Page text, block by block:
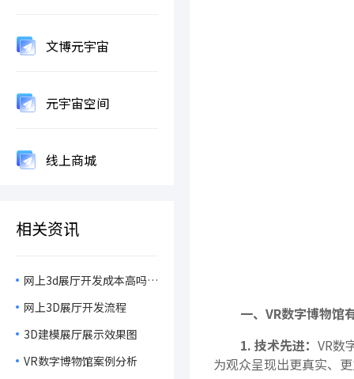
文博元宇宙
元宇宙空间
线上商城
相关资讯
网上3d展厅开发成本高吗？
网上3D展厅开发流程
3D建模展厅展示效果图
VR数字博物馆案例分析
一、VR数字博物馆
1. 技术先进： VR数
为观众呈现出更真实、